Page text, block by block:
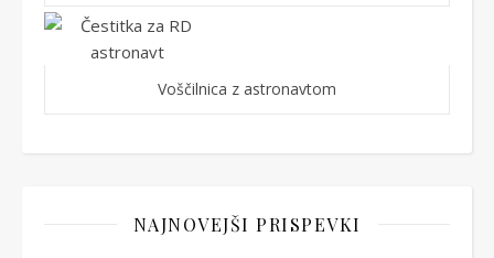
Voščilnica z astronavtom
NAJNOVEJŠI PRISPEVKI